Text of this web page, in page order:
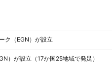
ク（EGN）が設立
）が設立（17か国25地域で発足）